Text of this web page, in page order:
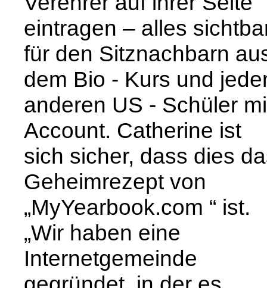
eintragen – alles
für den Sitznachbarn
dem Bio - Kurs und
anderen US - Schüler
Account. Catherine ist
sich sicher, dass dies
Geheimrezept von
„MyYearbook.com “ ist.
„Wir haben eine
Internetgemeinde